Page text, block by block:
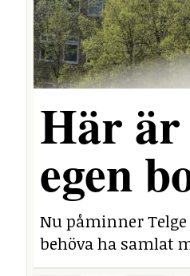
Här är
egen
Nu påminner
behöva ha samlat